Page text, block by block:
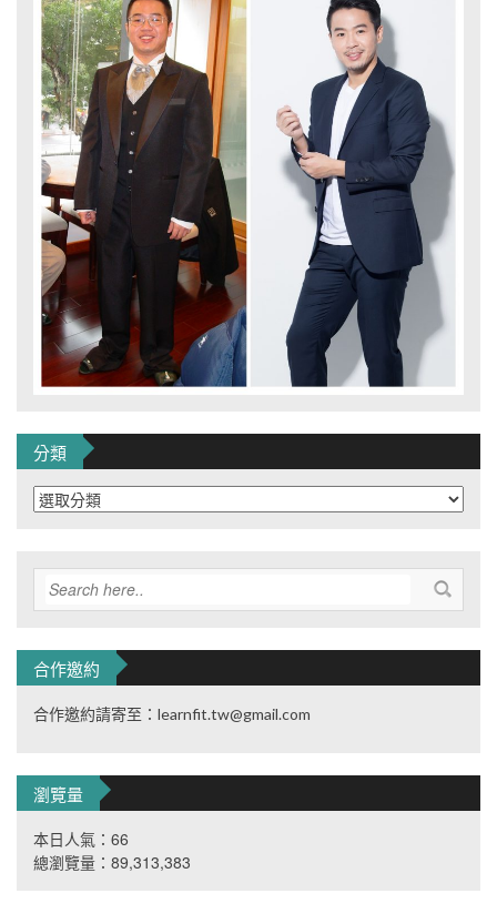
分類
分
類
合作邀約
合作邀約請寄至：learnfit.tw@gmail.com
瀏覽量
本日人氣：66
總瀏覽量：89,313,383